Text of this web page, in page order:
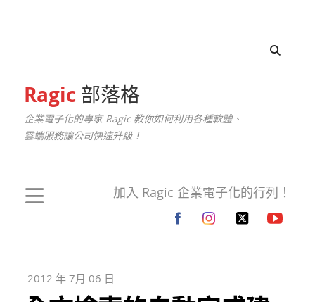
Ragic部落格
企業電子化的專家 Ragic 教你如何利用各種軟體、
雲端服務讓公司快速升級！
加入 Ragic 企業電子化的行列！
2012 年 7月 06 日